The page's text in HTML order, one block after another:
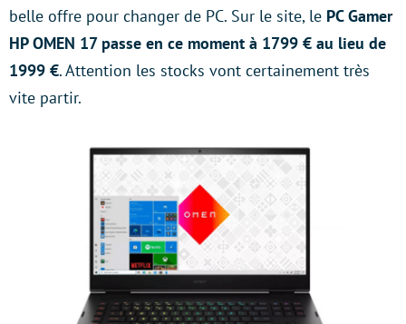
belle offre pour changer de PC. Sur le site, le PC Gamer
HP OMEN 17 passe en ce moment à 1799 € au lieu de
1999 €. Attention les stocks vont certainement très
vite partir.